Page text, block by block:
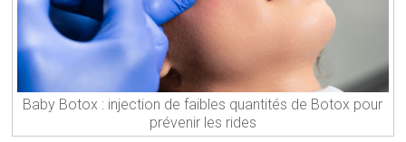
Baby Botox : injection de faibles quantités de Botox pour
prévenir les rides